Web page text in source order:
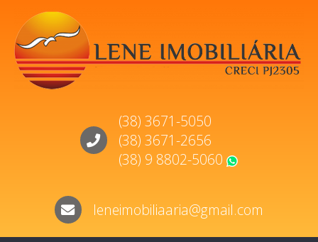
(38) 3671-5050
(38) 3671-2656
(38) 9 8802-5060
leneimobiliaaria@gmail.com